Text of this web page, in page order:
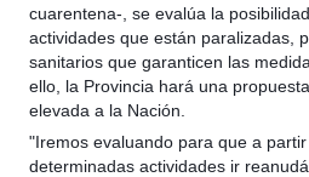
cuarentena-, se evalúa la
actividades que están paralizadas,
sanitarios que garanticen las
ello, la Provincia hará una
elevada a la Nación.
"Iremos evaluando para que a
determinadas actividades ir